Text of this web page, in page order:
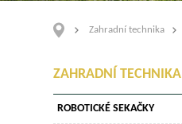
Zahradní technika
ZAHRADNÍ TECHNIKA
ROBOTICKÉ SEKAČKY